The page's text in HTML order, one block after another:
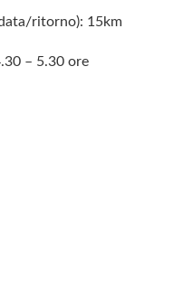
ritorno): 15km
– 5.30 ore